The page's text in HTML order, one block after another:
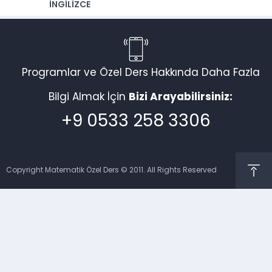
İNGİLİZCE
Programlar ve Özel Ders Hakkında Daha Fazla
Bilgi Almak İçin Bizi Arayabilirsiniz:
+9 0533 258 3306
Copyright Matematik Özel Ders © 2011. All Rights Reserved